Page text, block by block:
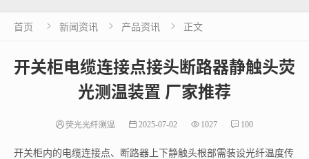
首页  新闻资讯  产品资讯  正文
开关柜电缆连接点接头断路器静触头荧
光测温装置 厂家推荐
荧光光纤测温 2025-07-02 1027 100
开关柜内的电缆连接点、断路器上下静触头根部需装设光纤温度传